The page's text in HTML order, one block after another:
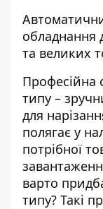
обладнання
та великих
Професійна
типу –
для
полягає у
потрібної
варто
типу? Такі